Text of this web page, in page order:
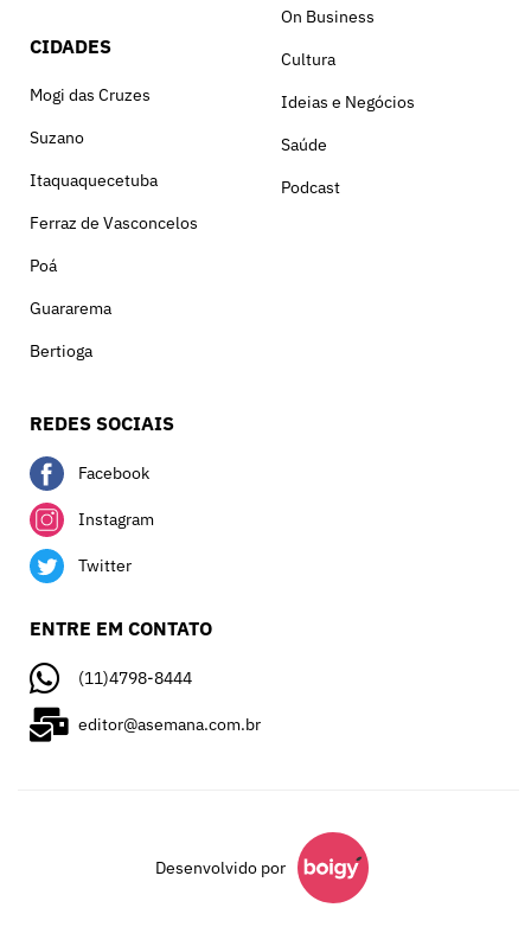
CIDADES
Mogi das Cruzes
Suzano
Itaquaquecetuba
Ferraz de Vasconcelos
Poá
Guararema
Bertioga
On Business
Cultura
Ideias e Negócios
Saúde
Podcast
REDES SOCIAIS
Facebook
Instagram
Twitter
ENTRE EM CONTATO
(11)4798-8444
editor@asemana.com.br
Desenvolvido por